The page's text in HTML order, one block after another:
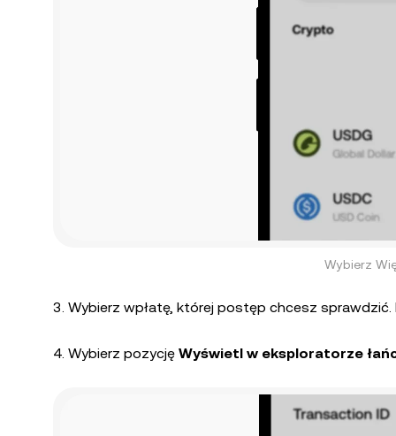
Wybierz
3. Wybierz wpłatę, której postęp chcesz
4. Wybierz pozycję Wyświetl w eksploratorze